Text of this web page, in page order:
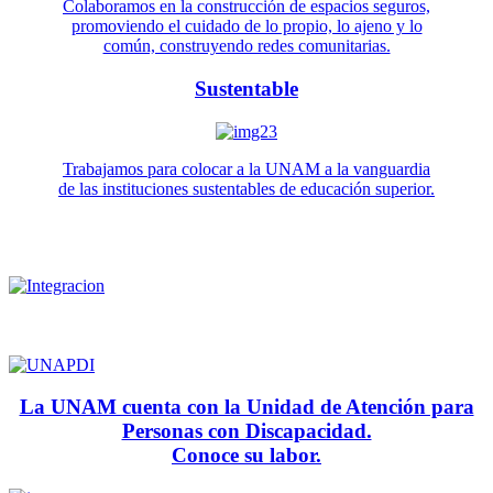
Colaboramos en la construcción de espacios seguros,
promoviendo el cuidado de lo propio, lo ajeno y lo
común, construyendo redes comunitarias.
Sustentable
Trabajamos para colocar a la UNAM a la vanguardia
de las instituciones sustentables de educación superior.
La UNAM cuenta con la Unidad de Atención para
Personas con Discapacidad.
Conoce su labor.